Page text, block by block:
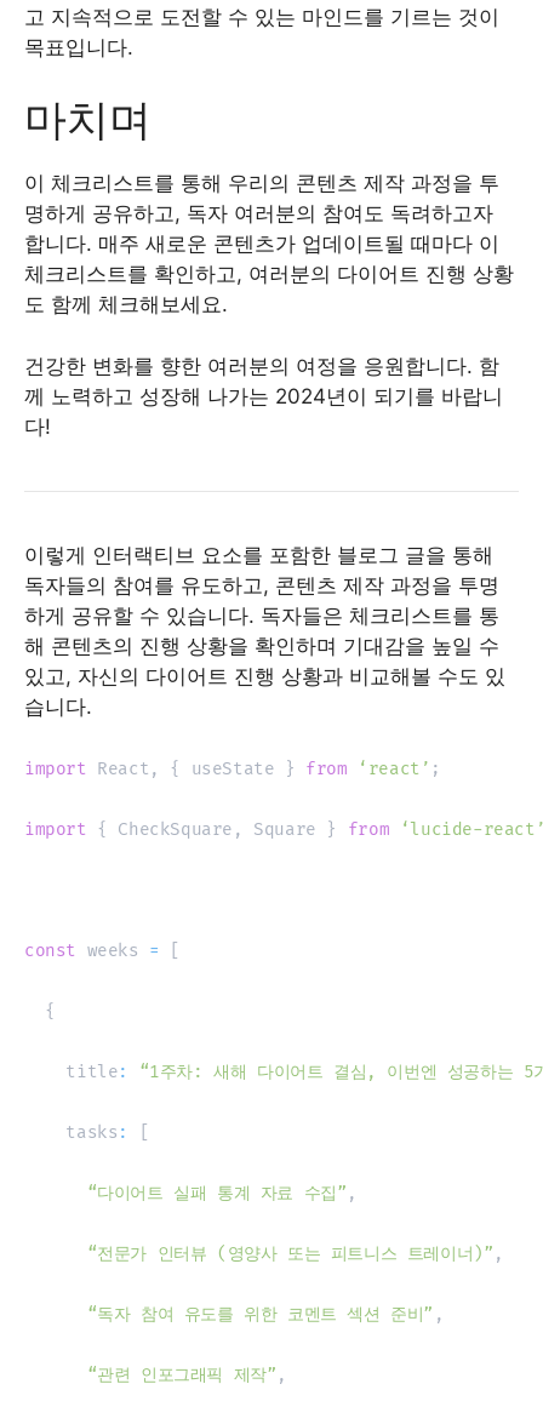
고 지속적으로 도전할 수 있는 마인드를 기르는 것이
목표입니다.
마치며
이 체크리스트를 통해 우리의 콘텐츠 제작 과정을 투
명하게 공유하고, 독자 여러분의 참여도 독려하고자
합니다. 매주 새로운 콘텐츠가 업데이트될 때마다 이
체크리스트를 확인하고, 여러분의 다이어트 진행 상황
도 함께 체크해보세요.
건강한 변화를 향한 여러분의 여정을 응원합니다. 함
께 노력하고 성장해 나가는 2024년이 되기를 바랍니
다!
이렇게 인터랙티브 요소를 포함한 블로그 글을 통해
독자들의 참여를 유도하고, 콘텐츠 제작 과정을 투명
하게 공유할 수 있습니다. 독자들은 체크리스트를 통
해 콘텐츠의 진행 상황을 확인하며 기대감을 높일 수
있고, 자신의 다이어트 진행 상황과 비교해볼 수도 있
습니다.
import React , { useState } from ‘react’ ;
import { CheckSquare , Square } from ‘lucide-
const weeks =
{
    title
: “1주차: 새해 다이어트 결심, 이번엔 성공하는 5
    tasks
:
“다이어트 실패 통계 자료 수집” ,
“전문가 인터뷰 (영양사 또는 피트니스 트레이너)” ,
“독자 참여 유도를 위한 코멘트 섹션 준비” ,
“관련 인포그래픽 제작” ,